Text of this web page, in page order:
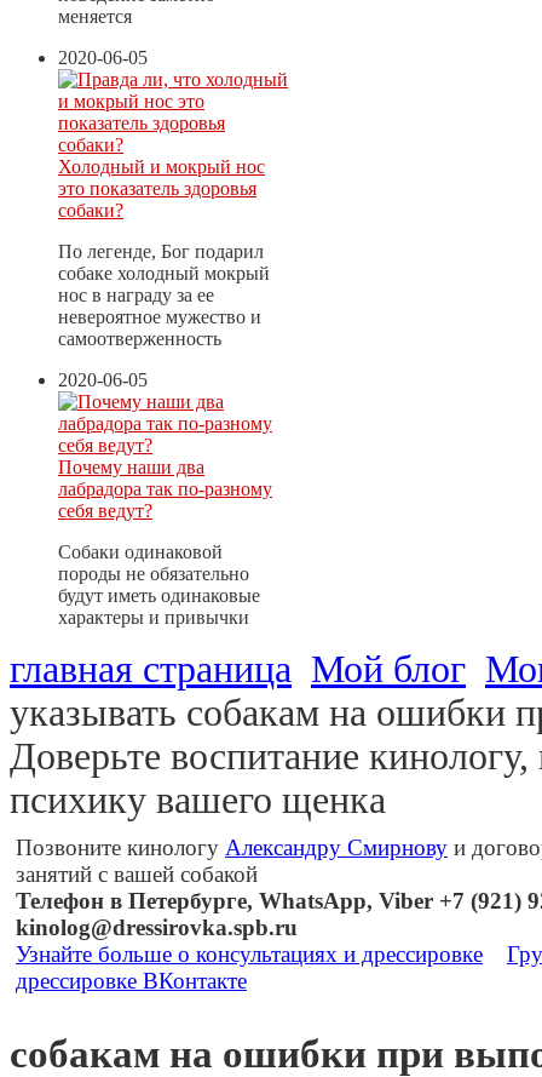
меняется
2020-06-05
Холодный и мокрый нос
это показатель здоровья
собаки?
По легенде, Бог подарил
собаке холодный мокрый
нос в награду за ее
невероятное мужество и
самоотверженность
2020-06-05
Почему наши два
лабрадора так по-разному
себя ведут?
Собаки одинаковой
породы не обязательно
будут иметь одинаковые
характеры и привычки
главная страница Мой блог
указывать собакам на ошибки
Доверьте воспитание
психику вашего щенка
Позвоните кинологу Александру Смирнову и
занятий с вашей собакой
Телефон в Петербурге, WhatsApp, Viber +7 (921)
kinolog@dressirovka.spb.ru
Узнайте больше о консультациях и дрессировке
дрессировке ВКонтакте
собакам на ошибки при